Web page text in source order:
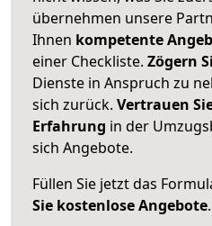
übernehmen unsere
Ihnen kompetente
einer Checkliste. Zögern
Dienste in Anspruch zu
sich zurück. Vertrauen
Erfahrung in der
sich Angebote.
Füllen Sie jetzt das
Sie kostenlose Angebote.